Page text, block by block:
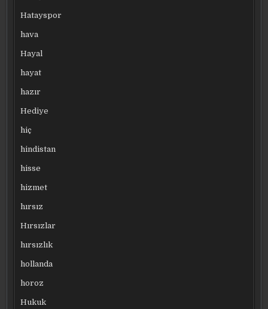
Hatayspor
hava
Hayal
hayat
hazır
Hediye
hiç
hindistan
hisse
hizmet
hırsız
Hırsızlar
hırsızlık
hollanda
horoz
Hukuk